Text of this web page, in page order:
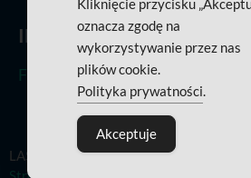
INFORMACJE O
Fundusze Europejskie
LASEROBARIA 2022. Projekt BOMBA
Kliknięcie przycisku
oznacza zgodę na
wykorzystywanie przez nas
plików cookie.
Polityka prywatności.
Akceptuje